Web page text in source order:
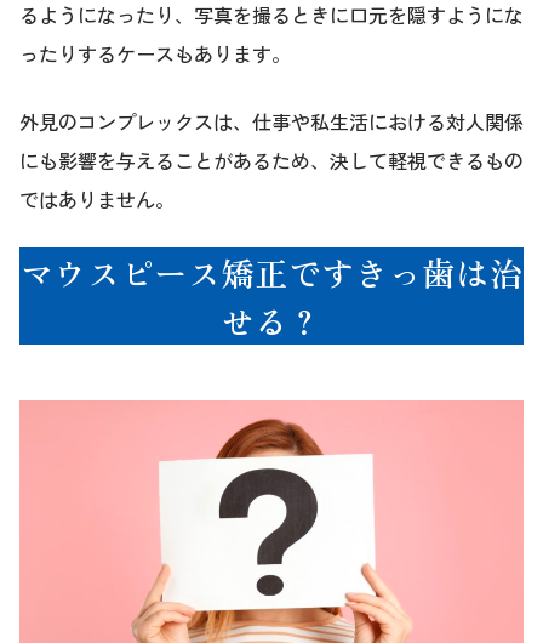
るようになったり、写真を撮るときに口元を隠すようにな
ったりするケースもあります。
外見のコンプレックスは、仕事や私生活における対人関係
にも影響を与えることがあるため、決して軽視できるもの
ではありません。
マウスピース矯正ですきっ歯は治
せる？